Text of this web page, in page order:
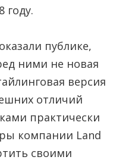
году.
публике,
ними не новая
версия
отличий
практически
компании Land
своими